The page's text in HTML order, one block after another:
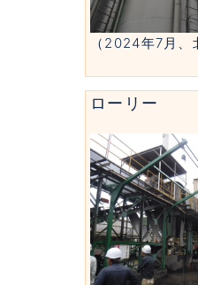
（2024年7月、
ローリー